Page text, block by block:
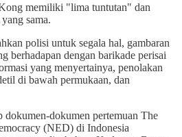
memiliki "lima tuntutan" dan
sama.
polisi untuk segala hal, gambaran
berhadapan dengan barikade perisai
yang menyertainya, penolakan
di bawah permukaan, dan
dokumen-dokumen pertemuan The
(NED) di Indonesia